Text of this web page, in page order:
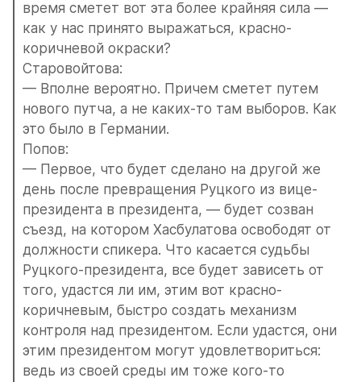
время сметет вот эта более крайняя сила —
как у нас принято выражаться, красно-
коричневой окраски?
Старовойтова:
— Вполне вероятно. Причем сметет путем
нового путча, а не каких-то там выборов. Как
это было в Германии.
Попов:
— Первое, что будет сделано на другой же
день после превращения Руцкого из вице-
президента в президента, — будет созван
съезд, на котором Хасбулатова освободят от
должности спикера. Что касается судьбы
Руцкого-президента, все будет зависеть от
того, удастся ли им, этим вот красно-
коричневым, быстро создать механизм
контроля над президентом. Если удастся, они
этим президентом могут удовлетвориться:
ведь из своей среды им тоже кого-то